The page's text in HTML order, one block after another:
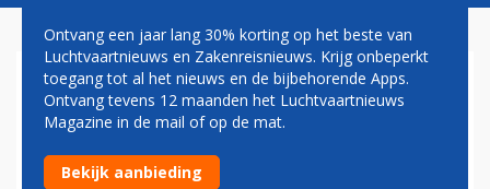
VLIEGVERKEER OP JAPANSE
LUCHTHAVEN ONTREGELD
DOOR BEER OP DE BAAN
Ontvang een jaar lang 30% korting op het beste van
Luchtvaartnieuws en Zakenreisnieuws. Krijg onbeperkt
toegang tot al het nieuws en de bijbehorende Apps.
Ontvang tevens 12 maanden het Luchtvaartnieuws
Magazine in de mail of op de mat.
Bekijk aanbieding